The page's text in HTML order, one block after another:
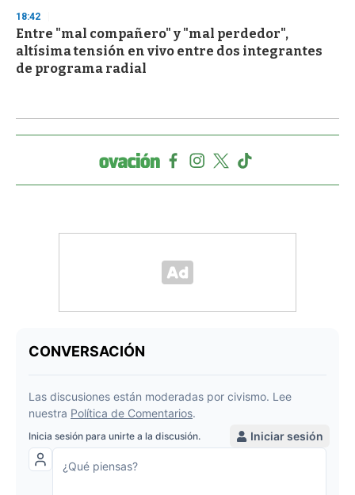
18:42
Entre "mal compañero" y "mal perdedor",
altísima tensión en vivo entre dos integrantes
de programa radial